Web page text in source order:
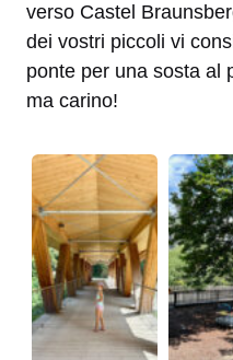
verso Castel
dei vostri piccoli vi
ponte per una sosta al
ma carino!